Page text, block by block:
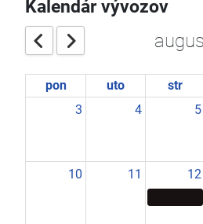
Kalendár vývozov
pon uto str
3
4 5
10 11 12